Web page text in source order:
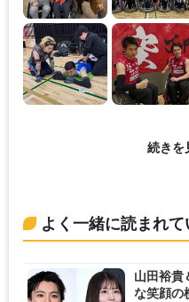
続きを
よく一緒に読まれ
山田裕貴
な笑顔の